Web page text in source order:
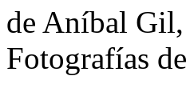
de Aníbal Gil,
Fotografías